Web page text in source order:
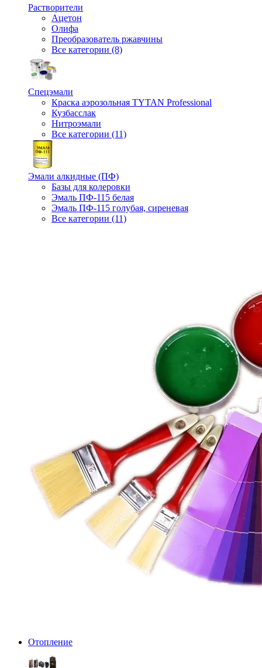
Растворители
Ацетон
Олифа
Преобразователь ржавчины
Все категории (8)
Спецэмали
Краска аэрозольная TYTAN Professional
Кузбасслак
Нитроэмали
Все категории (11)
Эмали алкидные (ПФ)
Базы для колеровки
Эмаль ПФ-115 белая
Эмаль ПФ-115 голубая, сиреневая
Все категории (11)
Отопление